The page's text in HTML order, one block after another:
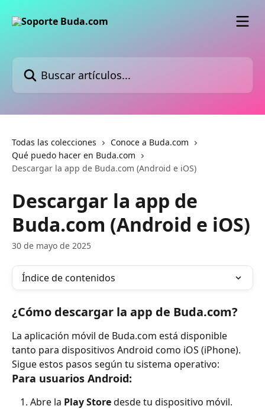
Buscar artículos...
Todas las colecciones
Conoce a Buda.com
Qué puedo hacer en Buda.com
Descargar la app de Buda.com (Android e iOS)
Descargar la app de
Buda.com (Android e iOS)
30 de mayo de 2025
Índice de contenidos
¿Cómo descargar la app de Buda.com?
La aplicación móvil de Buda.com está disponible
tanto para dispositivos Android como iOS (iPhone).
Sigue estos pasos según tu sistema operativo:
Para usuarios Android:
Abre la Play Store desde tu dispositivo móvil.